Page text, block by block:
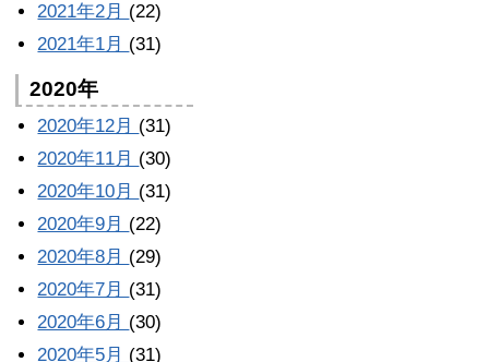
2021年2月 (22)
2021年1月 (31)
2020年
2020年12月 (31)
2020年11月 (30)
2020年10月 (31)
2020年9月 (22)
2020年8月 (29)
2020年7月 (31)
2020年6月 (30)
2020年5月 (31)